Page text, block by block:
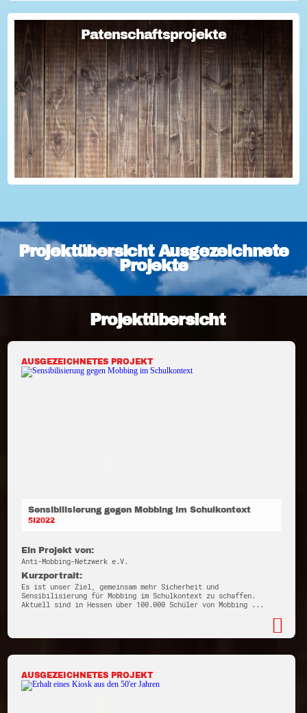
Patenschaftsprojekte
Patenschaftsprojekte
Die Vielfalt hessischer Patenschaftsprojekte ist groß und
reicht von Leihgroßeltern, Schüler-, Ausbildungs- und
Jobpatenprojekten bis hin zu Lese- und
Familienpatenschaften oder Patenschaften für Gefl...
Projektübersicht Ausgezeichnete
Projekte
Projektübersicht
AUSGEZEICHNETES PROJEKT
Sensibilisierung gegen Mobbing im Schulkontext
5I2022
Ein Projekt von:
Anti-Mobbing-Netzwerk e.V.
Kurzportrait:
Es ist unser Ziel, gemeinsam mehr Sicherheit und
Sensibilisierung für Mobbing im Schulkontext zu schaffen.
Aktuell sind in Hessen über 100.000 Schüler von Mobbing ...
AUSGEZEICHNETES PROJEKT